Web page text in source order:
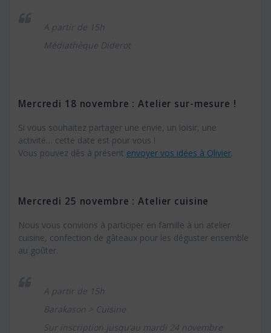
A partir de 15h
Médiathèque Diderot
Mercredi 18 novembre : Atelier sur-mesure !
Si vous souhaitez partager une envie, un loisir, une
activité… cette date est pour vous !
Vous pouvez dès à présent envoyer vos idées à Olivier.
Mercredi 25 novembre : Atelier cuisine
Nous vous convions à participer en famille à un atelier
cuisine, confection de gâteaux pour les déguster ensemble
au goûter.
A partir de 15h
Barakason > Cuisine
Sur inscription jusqu’au mardi 24 novembre